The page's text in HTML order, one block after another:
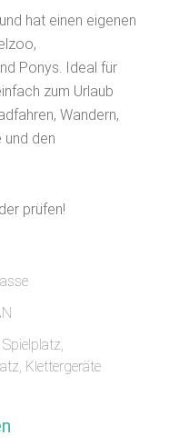
hat einen eigenen
Ponys. Ideal für
zum Urlaub
Wandern,
und den
prüfen!
Klettergeräte